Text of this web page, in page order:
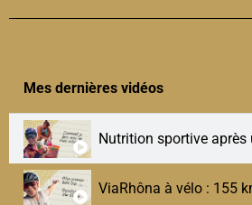
Mes dernières vidéos
Nutrition sportive après
ViaRhôna à vélo : 155